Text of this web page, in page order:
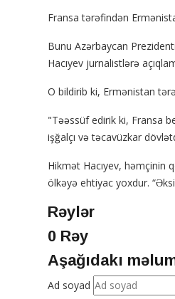
Fransa tərəfindən
Bunu Azərbaycan
Hacıyev jurnalistlərə
O bildirib ki, Ermənistan
"Təəssüf edirik ki, Fransa
işğalçı və təcavüzkar
Hikmət Hacıyev, həmçinin
ölkəyə ehtiyac yoxdur.
Rəylər
0 Rəy
Aşağıdakı
Ad soyad